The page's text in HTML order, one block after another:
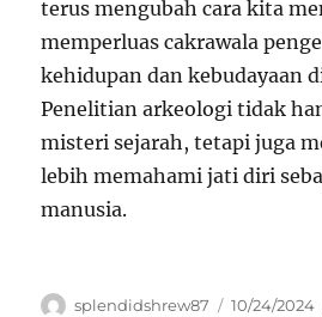
terus mengubah cara kita
memperluas cakrawala
kehidupan dan kebudayaan
Penelitian arkeologi tidak
misteri sejarah, tetapi juga
lebih memahami jati diri
manusia.
Author
splendidshrew87
Posted
10/24/2024